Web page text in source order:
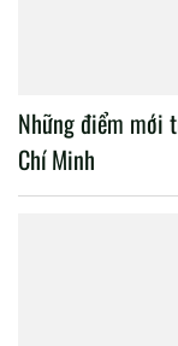
Những điểm mới
Chí Minh